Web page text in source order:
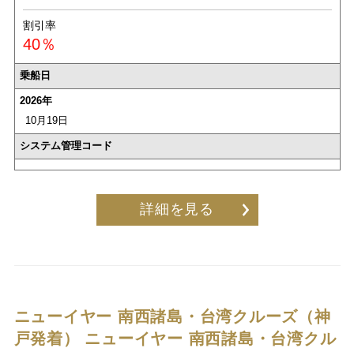
割引率
40％
乗船日
2026年
10月19日
システム管理コード
詳細を見る
ニューイヤー 南西諸島・台湾クルーズ（神
戸発着） ニューイヤー 南西諸島・台湾クル